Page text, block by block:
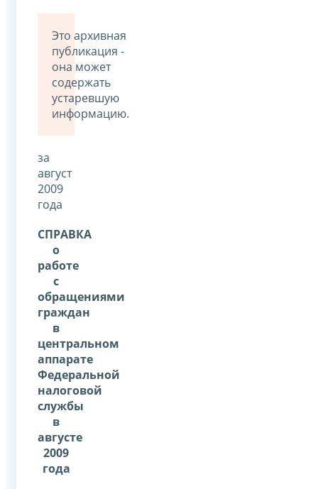
Это архивная
публикация -
она может
содержать
устаревшую
информацию.
за
август
2009
года
СПРАВКА
о
работе
с
обращениями
граждан
в
центральном
аппарате
Федеральной
налоговой
службы
в
августе
2009
года